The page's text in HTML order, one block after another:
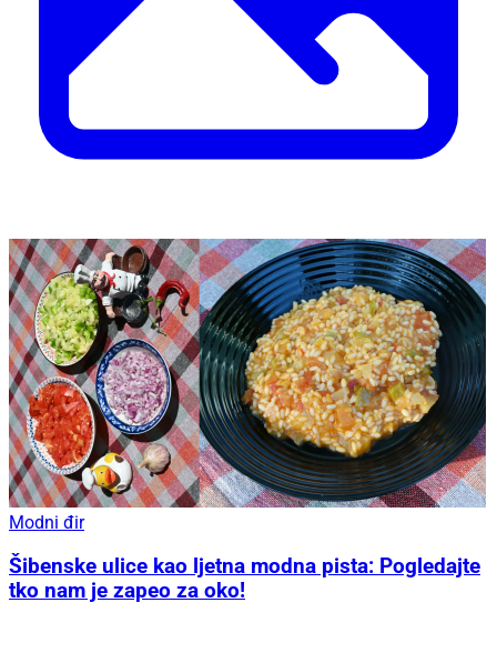
Modni đir
Šibenske ulice kao ljetna modna pista: Pogledajte
tko nam je zapeo za oko!